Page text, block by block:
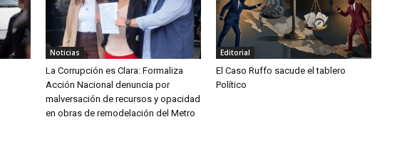
Noticias
La Corrupción es Clara: Formaliza
Acción Nacional denuncia por
malversación de recursos y opacidad
en obras de remodelación del Metro
Editorial
El Caso Ruffo sacude el tablero
Político